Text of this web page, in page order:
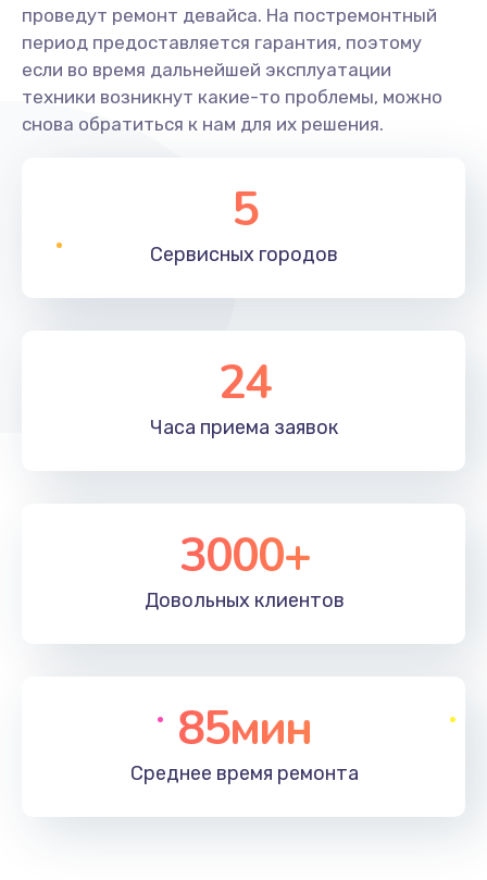
проведут ремонт девайса. На постремонтный
период предоставляется гарантия, поэтому
если во время дальнейшей эксплуатации
техники возникнут какие-то проблемы, можно
снова обратиться к нам для их решения.
5
Сервисных городов
24
Часа приема заявок
3000+
Довольных клиентов
85мин
Среднее время ремонта